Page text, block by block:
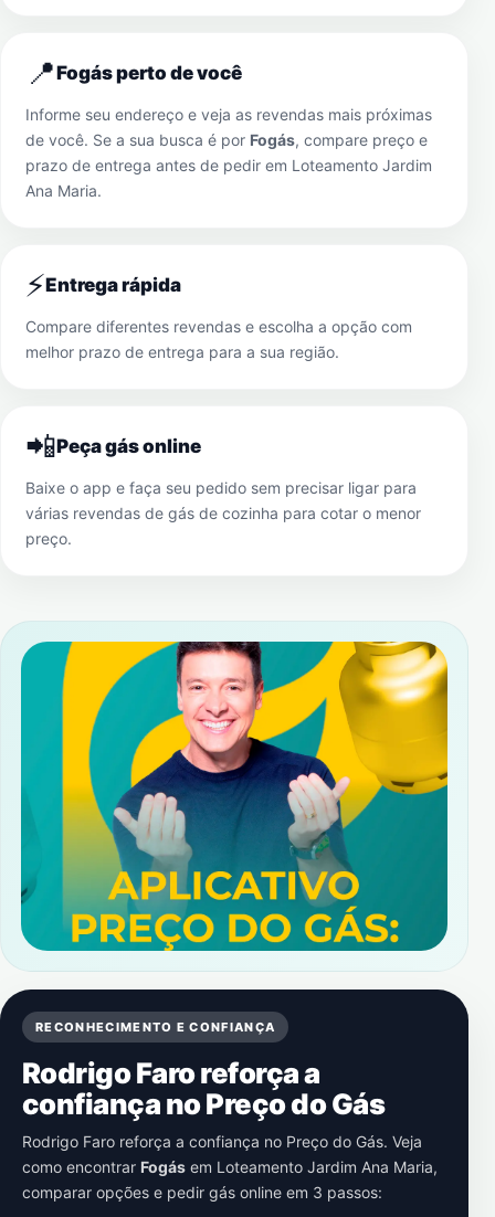
📍Fogás perto de você
Informe seu endereço e veja as revendas mais próximas
de você. Se a sua busca é por Fogás, compare preço e
prazo de entrega antes de pedir em Loteamento Jardim
Ana Maria.
⚡Entrega rápida
Compare diferentes revendas e escolha a opção com
melhor prazo de entrega para a sua região.
📲Peça gás online
Baixe o app e faça seu pedido sem precisar ligar para
várias revendas de gás de cozinha para cotar o menor
preço.
RECONHECIMENTO E CONFIANÇA
Rodrigo Faro reforça a
confiança no Preço do Gás
Rodrigo Faro reforça a confiança no Preço do Gás. Veja
como encontrar Fogás em Loteamento Jardim Ana Maria,
comparar opções e pedir gás online em 3 passos: